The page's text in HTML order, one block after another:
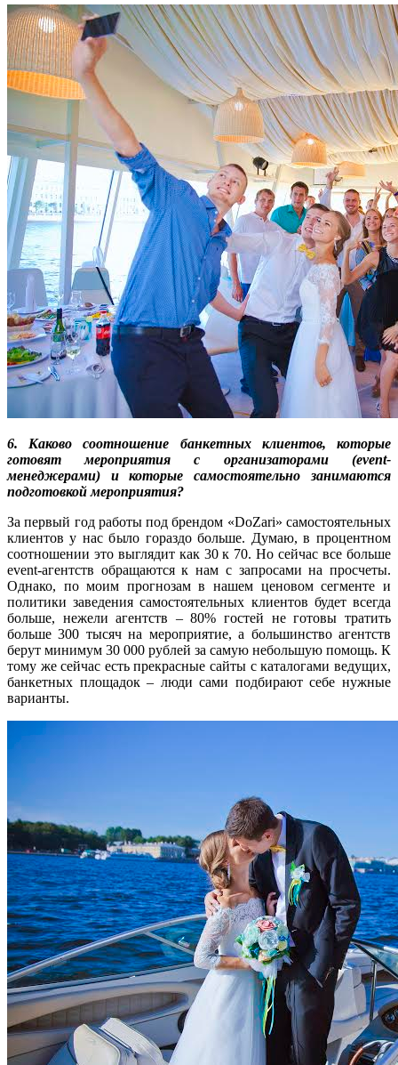
6. Каково соотношение банкетных клиентов, которые
готовят мероприятия с организаторами (event-
менеджерами) и которые самостоятельно занимаются
подготовкой мероприятия?
За первый год работы под брендом «DoZari» самостоятельных
клиентов у нас было гораздо больше. Думаю, в процентном
соотношении это выглядит как 30 к 70. Но сейчас все больше
event-агентств обращаются к нам с запросами на просчеты.
Однако, по моим прогнозам в нашем ценовом сегменте и
политики заведения самостоятельных клиентов будет всегда
больше, нежели агентств – 80% гостей не готовы тратить
больше 300 тысяч на мероприятие, а большинство агентств
берут минимум 30 000 рублей за самую небольшую помощь. К
тому же сейчас есть прекрасные сайты с каталогами ведущих,
банкетных площадок – люди сами подбирают себе нужные
варианты.